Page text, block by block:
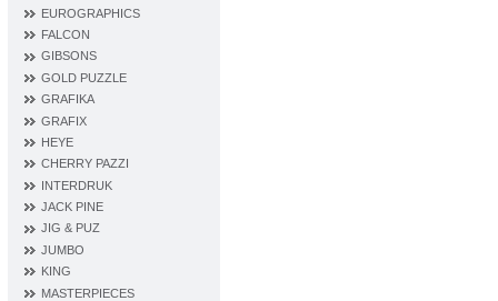
EUROGRAPHICS
FALCON
GIBSONS
GOLD PUZZLE
GRAFIKA
GRAFIX
HEYE
CHERRY PAZZI
INTERDRUK
JACK PINE
JIG & PUZ
JUMBO
KING
MASTERPIECES